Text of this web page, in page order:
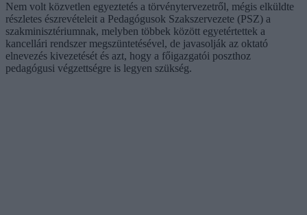
Nem volt közvetlen egyeztetés a törvénytervezetről, mégis elküldte
részletes észrevételeit a Pedagógusok Szakszervezete (PSZ) a
szakminisztériumnak, melyben többek között egyetértettek a
kancellári rendszer megszüntetésével, de javasolják az oktató
elnevezés kivezetését és azt, hogy a főigazgatói poszthoz
pedagógusi végzettségre is legyen szükség.